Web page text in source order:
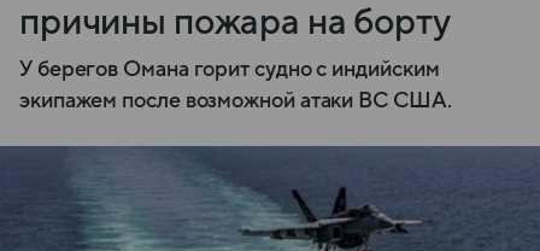
причины пожара на борту
У берегов Омана горит судно с индийским
экипажем после возможной атаки ВС США.